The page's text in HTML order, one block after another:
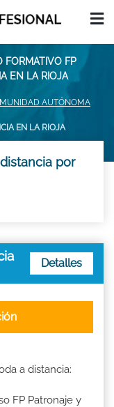
FORMATIVO FP
EN LA RIOJA
AUTÓNOMA
EN LA RIOJA
por
Detalles
a distancia:
FP Patronaje y